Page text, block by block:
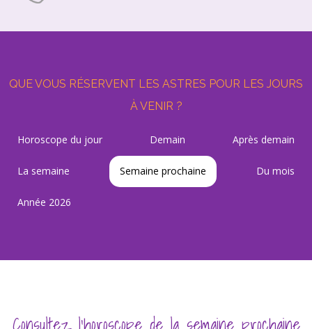
QUE VOUS RÉSERVENT LES ASTRES POUR LES JOURS
À VENIR ?
Horoscope du jour Demain Après demain
La semaine Semaine prochaine Du mois
Année 2026